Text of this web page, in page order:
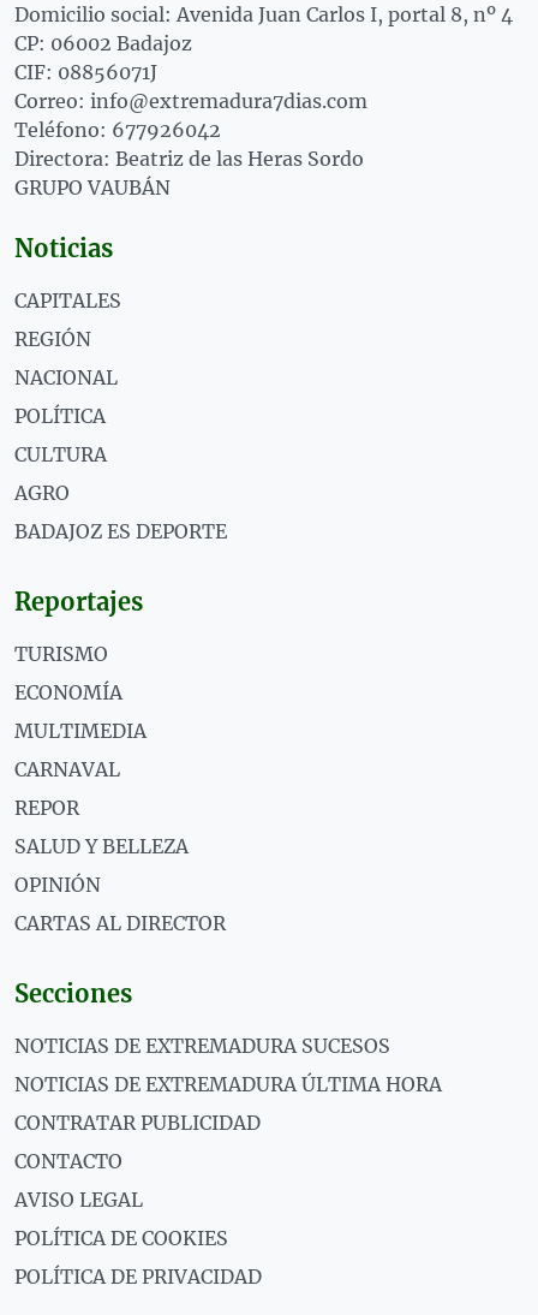
Domicilio social: Avenida Juan Carlos I, portal 8, nº 4
CP: 06002 Badajoz
CIF: 08856071J
Correo: info@extremadura7dias.com
Teléfono: 677926042
Directora: Beatriz de las Heras Sordo
GRUPO VAUBÁN
Noticias
CAPITALES
REGIÓN
NACIONAL
POLÍTICA
CULTURA
AGRO
BADAJOZ ES DEPORTE
Reportajes
TURISMO
ECONOMÍA
MULTIMEDIA
CARNAVAL
REPOR
SALUD Y BELLEZA
OPINIÓN
CARTAS AL DIRECTOR
Secciones
NOTICIAS DE EXTREMADURA SUCESOS
NOTICIAS DE EXTREMADURA ÚLTIMA HORA
CONTRATAR PUBLICIDAD
CONTACTO
AVISO LEGAL
POLÍTICA DE COOKIES
POLÍTICA DE PRIVACIDAD